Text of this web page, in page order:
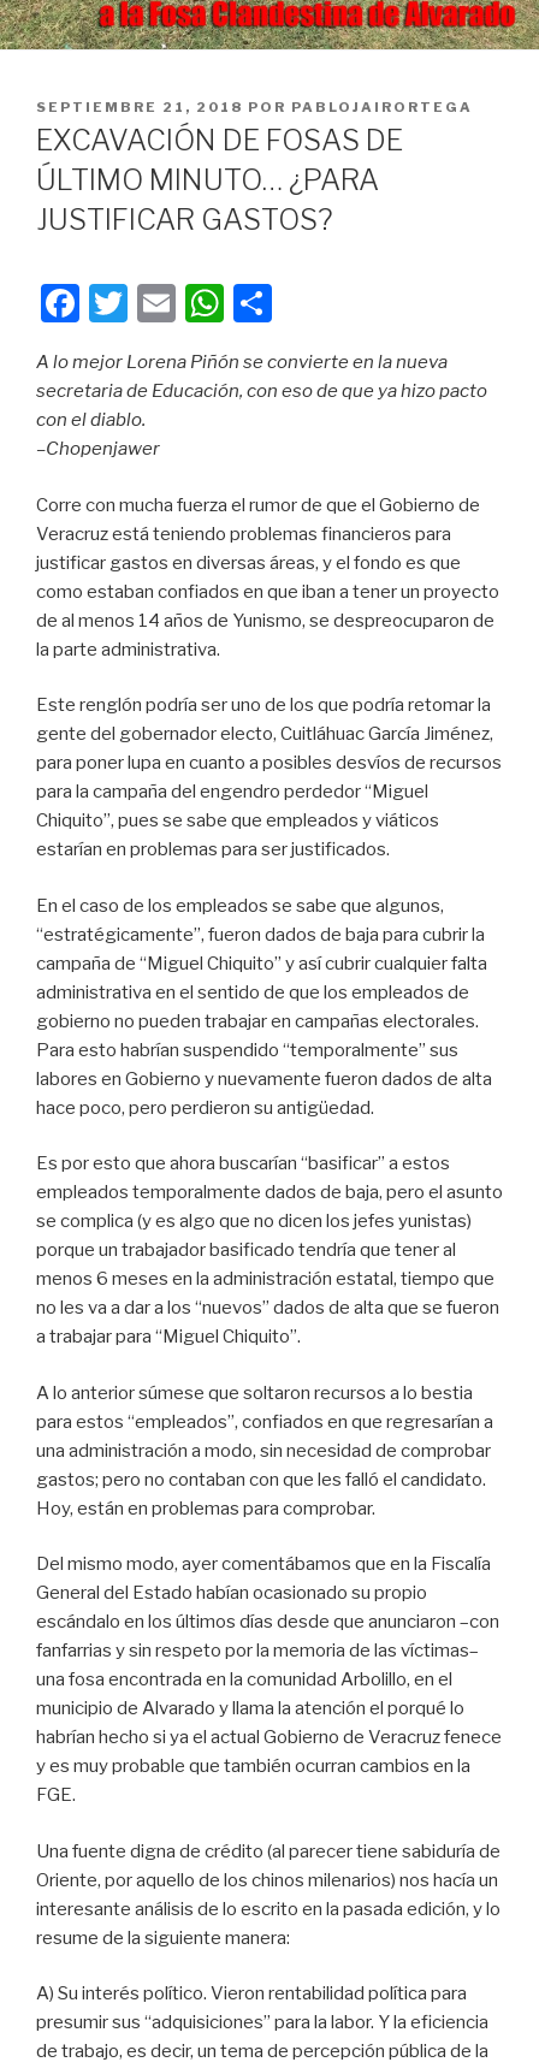
PUBLICADO
EN
SEPTIEMBRE 21, 2018 POR PABLOJAIRORTEGA
EXCAVACIÓN DE FOSAS DE
ÚLTIMO MINUTO… ¿PARA
JUSTIFICAR GASTOS?
F
c
e
b
o
o
k
T
tt
er
E
ail
W
at
p
p
m
tir
A lo mejor Lorena Piñón se convierte en la nueva
secretaria de Educación, con eso de que ya hizo pacto
con el diablo.
–Chopenjawer
Corre con mucha fuerza el rumor de que el Gobierno de
Veracruz está teniendo problemas financieros para
justificar gastos en diversas áreas, y el fondo es que
como estaban confiados en que iban a tener un proyecto
de al menos 14 años de Yunismo, se despreocuparon de
la parte administrativa.
Este renglón podría ser uno de los que podría retomar la
gente del gobernador electo, Cuitláhuac García Jiménez,
para poner lupa en cuanto a posibles desvíos de recursos
para la campaña del engendro perdedor “Miguel
Chiquito”, pues se sabe que empleados y viáticos
estarían en problemas para ser justificados.
En el caso de los empleados se sabe que algunos,
“estratégicamente”, fueron dados de baja para cubrir la
campaña de “Miguel Chiquito” y así cubrir cualquier falta
administrativa en el sentido de que los empleados de
gobierno no pueden trabajar en campañas electorales.
Para esto habrían suspendido “temporalmente” sus
labores en Gobierno y nuevamente fueron dados de alta
hace poco, pero perdieron su antigüedad.
Es por esto que ahora buscarían “basificar” a estos
empleados temporalmente dados de baja, pero el asunto
se complica (y es algo que no dicen los jefes yunistas)
porque un trabajador basificado tendría que tener al
menos 6 meses en la administración estatal, tiempo que
no les va a dar a los “nuevos” dados de alta que se fueron
a trabajar para “Miguel Chiquito”.
A lo anterior súmese que soltaron recursos a lo bestia
para estos “empleados”, confiados en que regresarían a
una administración a modo, sin necesidad de comprobar
gastos; pero no contaban con que les falló el candidato.
Hoy, están en problemas para comprobar.
Del mismo modo, ayer comentábamos que en la Fiscalía
General del Estado habían ocasionado su propio
escándalo en los últimos días desde que anunciaron –con
fanfarrias y sin respeto por la memoria de las víctimas–
una fosa encontrada en la comunidad Arbolillo, en el
municipio de Alvarado y llama la atención el porqué lo
habrían hecho si ya el actual Gobierno de Veracruz fenece
y es muy probable que también ocurran cambios en la
FGE.
Una fuente digna de crédito (al parecer tiene sabiduría de
Oriente, por aquello de los chinos milenarios) nos hacía un
interesante análisis de lo escrito en la pasada edición, y lo
resume de la siguiente manera:
A) Su interés político. Vieron rentabilidad política para
presumir sus “adquisiciones” para la labor. Y la eficiencia
de trabajo, es decir, un tema de percepción pública de la